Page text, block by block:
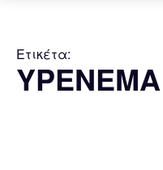
Ετικέτα:
YPENEMA